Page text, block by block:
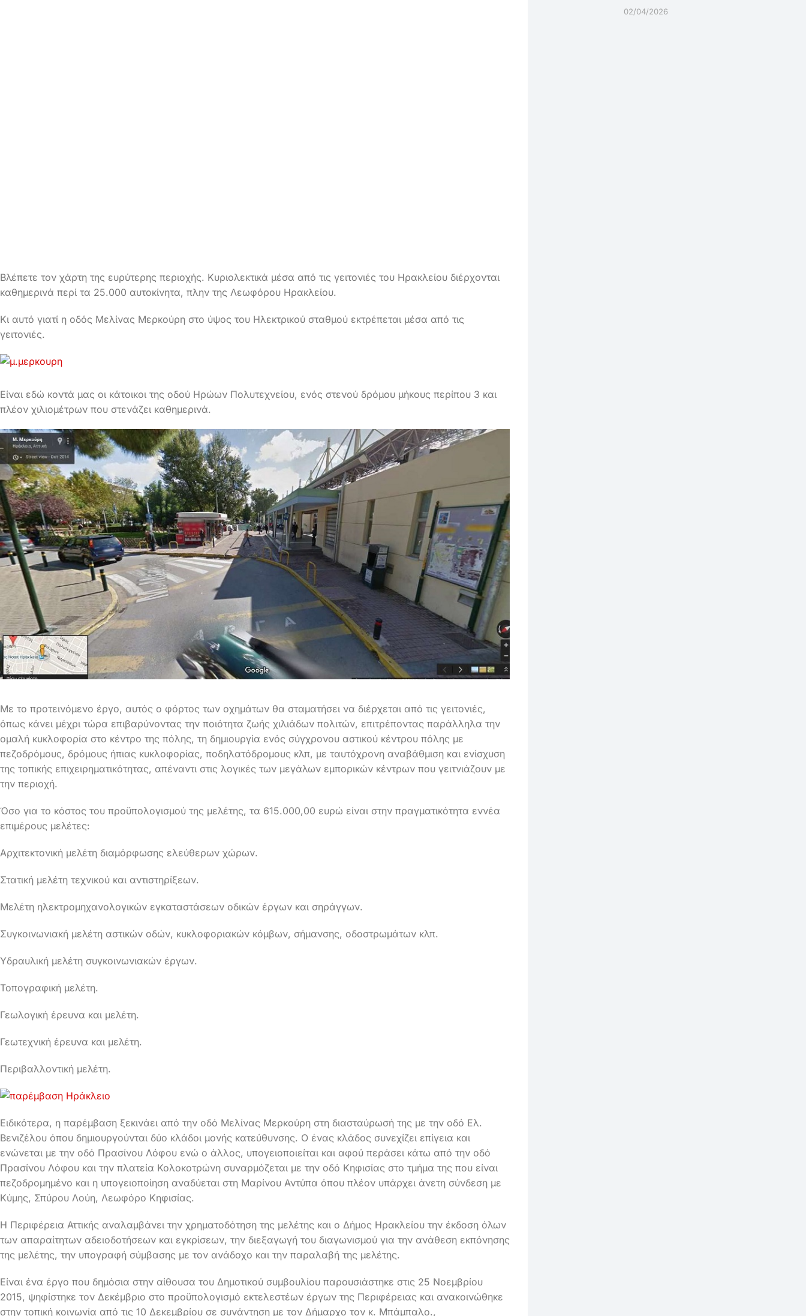
Βλέπετε τον χάρτη της ευρύτερης περιοχής. Κυριολεκτικά μέσα από τις γειτονιές του Ηρακλείου διέρχονται
καθημερινά περί τα 25.000 αυτοκίνητα, πλην της Λεωφόρου Ηρακλείου.
Κι αυτό γιατί η οδός Μελίνας Μερκούρη στο ύψος του Ηλεκτρικού σταθμού εκτρέπεται μέσα από τις
γειτονιές.
Είναι εδώ κοντά μας οι κάτοικοι της οδού Ηρώων Πολυτεχνείου, ενός στενού δρόμου μήκους περίπου 3 και
πλέον χιλιομέτρων που στενάζει καθημερινά.
Με το προτεινόμενο έργο, αυτός ο φόρτος των οχημάτων θα σταματήσει να διέρχεται από τις γειτονιές,
όπως κάνει μέχρι τώρα επιβαρύνοντας την ποιότητα ζωής χιλιάδων πολιτών, επιτρέποντας παράλληλα την
ομαλή κυκλοφορία στο κέντρο της πόλης, τη δημιουργία ενός σύγχρονου αστικού κέντρου πόλης με
πεζοδρόμους, δρόμους ήπιας κυκλοφορίας, ποδηλατόδρομους κλπ, με ταυτόχρονη αναβάθμιση και ενίσχυση
της τοπικής επιχειρηματικότητας, απέναντι στις λογικές των μεγάλων εμπορικών κέντρων που γειτνιάζουν με
την περιοχή.
Όσο για το κόστος του προϋπολογισμού της μελέτης, τα 615.000,00 ευρώ είναι στην πραγματικότητα εννέα
επιμέρους μελέτες:
Αρχιτεκτονική μελέτη διαμόρφωσης ελεύθερων χώρων.
Στατική μελέτη τεχνικού και αντιστηρίξεων.
Μελέτη ηλεκτρομηχανολογικών εγκαταστάσεων οδικών έργων και σηράγγων.
Συγκοινωνιακή μελέτη αστικών οδών, κυκλοφοριακών κόμβων, σήμανσης, οδοστρωμάτων κλπ.
Υδραυλική μελέτη συγκοινωνιακών έργων.
Τοπογραφική μελέτη.
Γεωλογική έρευνα και μελέτη.
Γεωτεχνική έρευνα και μελέτη.
Περιβαλλοντική μελέτη.
Ειδικότερα, η παρέμβαση ξεκινάει από την οδό Μελίνας Μερκούρη στη διασταύρωσή της με την οδό Ελ.
Βενιζέλου όπου δημιουργούνται δύο κλάδοι μονής κατεύθυνσης. Ο ένας κλάδος συνεχίζει επίγεια και
ενώνεται με την οδό Πρασίνου Λόφου ενώ ο άλλος, υπογειοποιείται και αφού περάσει κάτω από την οδό
Πρασίνου Λόφου και την πλατεία Κολοκοτρώνη συναρμόζεται με την οδό Κηφισίας στο τμήμα της που είναι
πεζοδρομημένο και η υπογειοποίηση αναδύεται στη Μαρίνου Αντύπα όπου πλέον υπάρχει άνετη σύνδεση με
Κύμης, Σπύρου Λούη, Λεωφόρο Κηφισίας.
Η Περιφέρεια Αττικής αναλαμβάνει την χρηματοδότηση της μελέτης και ο Δήμος Ηρακλείου την έκδοση όλων
των απαραίτητων αδειοδοτήσεων και εγκρίσεων, την διεξαγωγή του διαγωνισμού για την ανάθεση εκπόνησης
της μελέτης, την υπογραφή σύμβασης με τον ανάδοχο και την παραλαβή της μελέτης.
Είναι ένα έργο που δημόσια στην αίθουσα του Δημοτικού συμβουλίου παρουσιάστηκε στις 25 Νοεμβρίου
2015, ψηφίστηκε τον Δεκέμβριο στο προϋπολογισμό εκτελεστέων έργων της Περιφέρειας και ανακοινώθηκε
στην τοπική κοινωνία από τις 10 Δεκεμβρίου σε συνάντηση με τον Δήμαρχο τον κ. Μπάμπαλο.,
02/04/2026